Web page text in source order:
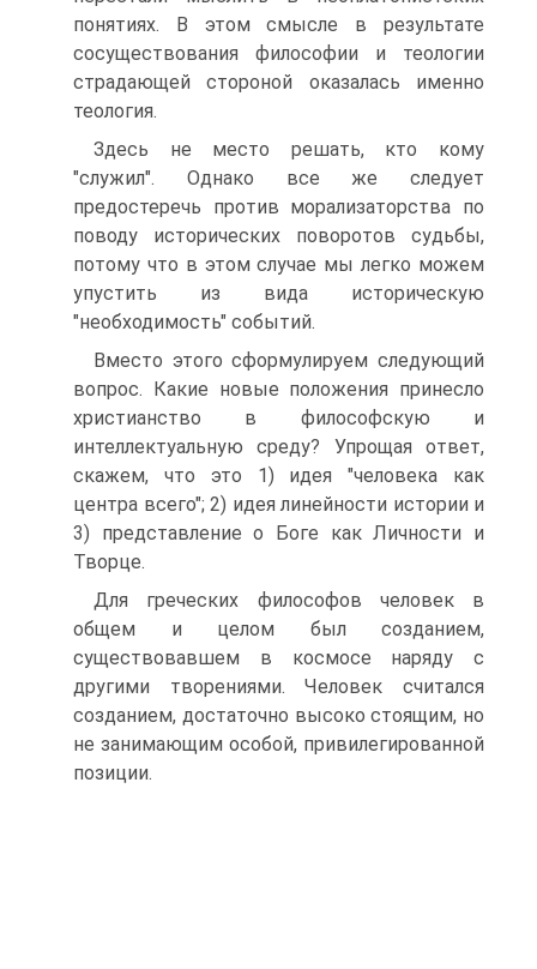
понятиях. В этом смысле в результате
сосуществования философии и теологии
страдающей стороной оказалась именно
теология.
Здесь не место решать, кто кому
"служил". Однако все же следует
предостеречь против морализаторства по
поводу исторических поворотов судьбы,
потому что в этом случае мы легко можем
упустить из вида историческую
"необходимость" событий.
Вместо этого сформулируем следующий
вопрос. Какие новые положения принесло
христианство в философскую и
интеллектуальную среду? Упрощая ответ,
скажем, что это 1) идея "человека как
центра всего"; 2) идея линейности истории и
3) представление о Боге как Личности и
Творце.
Для греческих философов человек в
общем и целом был созданием,
существовавшем в космосе наряду с
другими творениями. Человек считался
созданием, достаточно высоко стоящим, но
не занимающим особой, привилегированной
позиции.